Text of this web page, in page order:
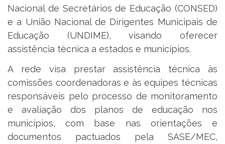
Nacional de Secretários de Educação (CONSED)
e a União Nacional de Dirigentes Municipais de
Educação (UNDIME), visando oferecer
assistência técnica a estados e municípios.
A rede visa prestar assistência técnica às
comissões coordenadoras e às equipes técnicas
responsáveis pelo processo de monitoramento
e avaliação dos planos de educação nos
municípios, com base nas orientações e
documentos pactuados pela SASE/MEC,